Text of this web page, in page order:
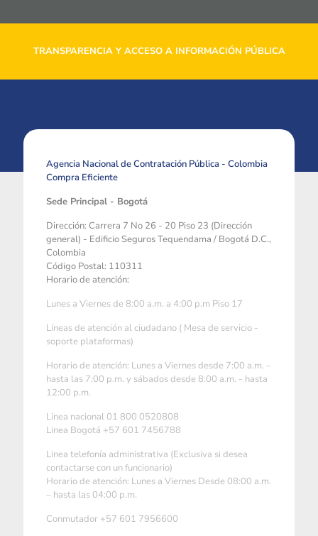
TRANSPARENCIA Y ACCESO A INFORMACIÓN PÚBLICA
Agencia Nacional de Contratación Pública - Colombia
Compra Eficiente
Sede Principal - Bogotá
Dirección: Carrera 7 No 26 - 20 Piso 23 (Dirección
general) - Edificio Seguros Tequendama / Bogotá D.C.,
Colombia
Código Postal: 110311
Horario de atención:
Lunes a Viernes de 8:00 a.m. a 4:00 p.m Piso 17
Líneas de atención al ciudadano ( Mesa de servicio -
soporte plataformas)
Horario de atención: Lunes a Viernes desde 7:00 a.m. –
hasta las 7:00 p.m. y sábados desde 8:00 a.m. - hasta
12:00 p.m.
Linea nacional 01 800 0520808
Linea Bogotá +57 601 7456788
Linea telefonía administrativa (Exclusiva si desea
contactarse con un funcionario)
Horario de atención: Lunes a Viernes Desde 08:00 a.m.
– hasta las 04:00 p.m.
Conmutador +57 601 7956600